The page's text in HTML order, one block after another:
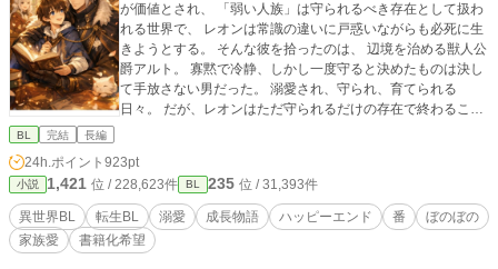
が価値とされ、 「弱い人族」は守られるべき存在として扱わ
れる世界で、 レオンは常識の違いに戸惑いながらも必死に生
きようとする。 そんな彼を拾ったのは、 辺境を治める獣人公
爵アルト。 寡黙で冷静、しかし一度守ると決めたものは決し
て手放さない男だった。 溺愛され、守られ、育てられる
日々。 だが、レオンはただ守られるだけの存在で終わること
分にしかできない魔法理論を武器に、 少しずつ“並び立つ覚
悟”を身につけていく。 獣人と人族。 価値観も、立場も、す
べてが違う二人が、 それでも選び合い、家族になるまでの物
語。 溺愛×成長×異世界BL。 読後に残るのは、 「ここに居場
所があっていい」と思える、あたたかな幸福。
BL 完結 長編
24h.ポイント 923pt
小説 1,421 位 / 228,623件 BL 235 位 / 31,393件
異世界BL 転生BL 溺愛 成長物語 ハッピーエンド 番
ぼのぼの
家族愛
書籍化希望